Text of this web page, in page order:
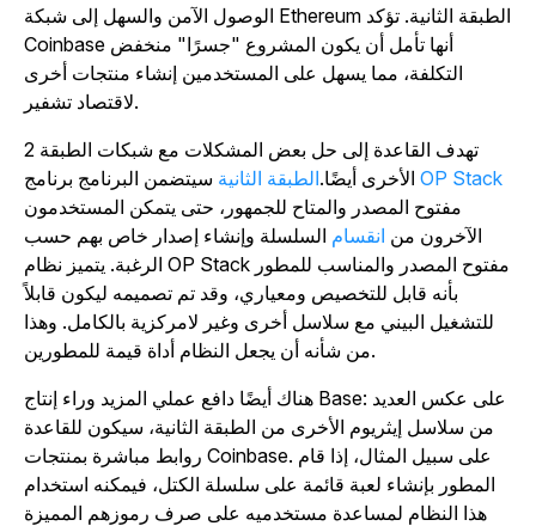
الوصول الآمن والسهل إلى شبكة Ethereum الطبقة الثانية. تؤكد
Coinbase أنها تأمل أن يكون المشروع "جسرًا" منخفض
التكلفة، مما يسهل على المستخدمين إنشاء منتجات أخرى
تهدف القاعدة إلى حل بعض المشكلات مع شبكات
الطبقة 2
الأخرىأيضًا.الطبقة الثانيةسيتضمن البرنامج برنامج OP Stack
مفتوح المصدر والمتاح للجمهور، حتى يتمكن المستخدمون
الآخرون من انقسامالسلسلة وإنشاء إصدار خاص بهم حسب
الرغبة. يتميز نظام OP Stack مفتوح المصدر والمناسب للمطور
بأنه قابل للتخصيص ومعياري، وقد تم تصميمه ليكون قابلاً
للتشغيل البيني مع سلاسل أخرى وغير لامركزية بالكامل. وهذا
هناك أيضًا دافع عملي المزيد وراء إنتاج Base: على عكس العديد
من سلاسل إيثريوم الأخرى من الطبقة الثانية، سيكون للقاعدة
روابط مباشرة بمنتجات Coinbase. على سبيل المثال، إذا قام
المطور بإنشاء لعبة قائمة على سلسلة الكتل، فيمكنه استخدام
هذا النظام لمساعدة مستخدميه على صرف رموزهم المميزة